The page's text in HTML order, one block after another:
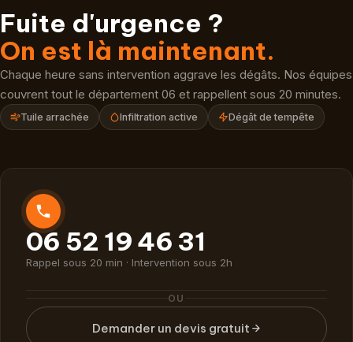
Fuite d'urgence ?
On est là maintenant.
Chaque heure sans intervention aggrave les dégâts. Nos équipes
couvrent tout le département 06 et rappellent sous 20 minutes.
Tuile arrachée Infiltration active Dégât de tempête
06 52 19 46 31
Rappel sous 20 min · Intervention sous 2h
OU
Demander un devis gratuit